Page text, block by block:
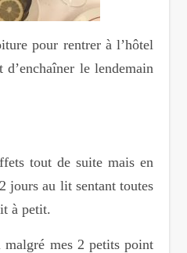
pour rentrer à l’hôtel
le lendemain
tout de suite mais en
jours au lit sentant toutes
à petit.
malgré mes 2 petits point